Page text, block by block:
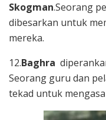
Skogman.Seorang
dibesarkan untuk
mereka.
12.Baghra
Seorang guru dan
tekad untuk